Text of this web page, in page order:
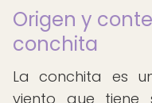
Origen y
conchita
La conchita es
viento que tiene